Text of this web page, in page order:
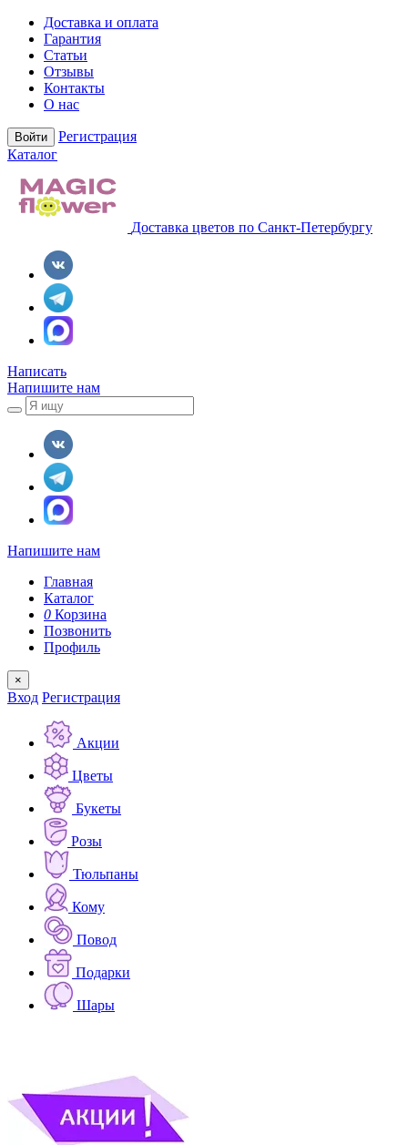
Доставка и оплата
Гарантия
Статьи
Отзывы
Контакты
О нас
Войти
Регистрация
Каталог
Доставка цветов по Санкт-Петербургу
Написать
Напишите нам
Напишите нам
Главная
Каталог
0 Корзина
Позвонить
Профиль
×
Вход Регистрация
Акции
Цветы
Букеты
Розы
Тюльпаны
Кому
Повод
Подарки
Шары